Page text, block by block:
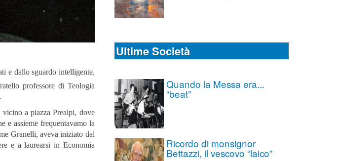
e dallo sguardo intelligente,
professore di Teologia
a piazza Prealpi, dove
e assieme frequentavamo la
Granelli, aveva iniziato dal
e a laurearsi in Economia
Ultime Società
Quando la Messa era...
“beat”
Ricordo di monsignor
Bettazzi, il vescovo “laico”